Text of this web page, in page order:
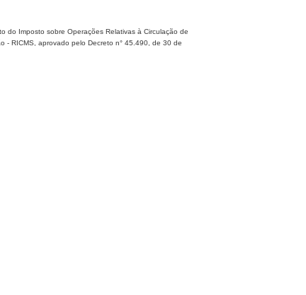
do Imposto sobre Operações Relativas à Circulação de
- RICMS, aprovado pelo Decreto n° 45.490, de 30 de